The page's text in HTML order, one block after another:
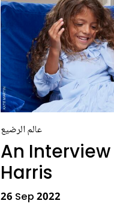
عالم الرضيع
An
Harris
26 Sep 2022